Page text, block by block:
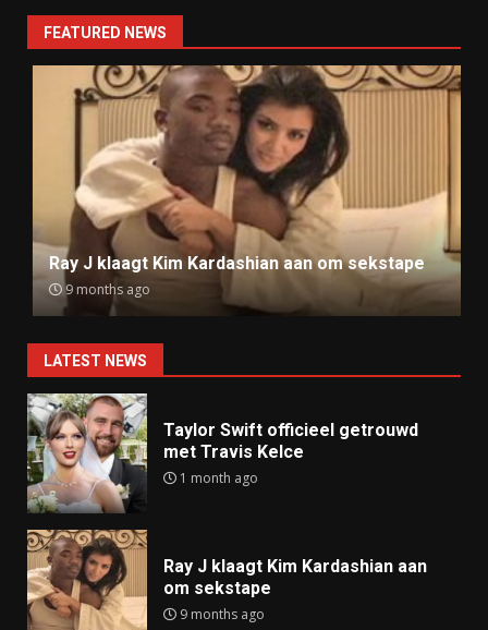
FEATURED NEWS
Ray J klaagt Kim Kardashian aan om sekstape
9 months ago
LATEST NEWS
Taylor Swift officieel getrouwd
met Travis Kelce
1 month ago
Ray J klaagt Kim Kardashian aan
om sekstape
9 months ago